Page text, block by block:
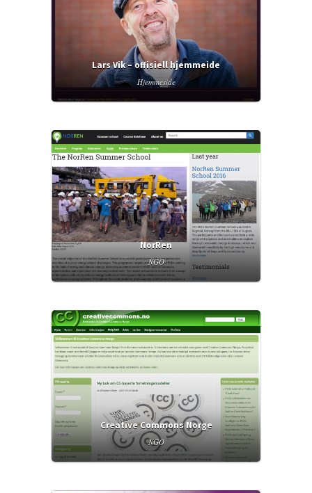
Lars Vik – offisiell hjemmeide
Hjemmeside
NorRen
NGO
Creative Commons Norge
NGO